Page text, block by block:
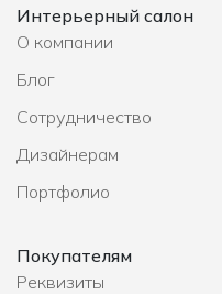
Интерьерный салон
О компании
Блог
Сотрудничество
Дизайнерам
Портфолио
Покупателям
Реквизиты